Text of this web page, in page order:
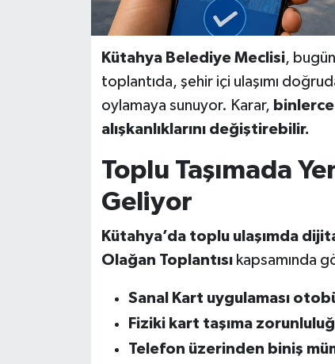
Kütahya Belediye Meclisi,
toplantıda, şehir içi ulaşımı
oylamaya sunuyor. Karar,
alışkanlıklarını değiştirebilir.
Toplu Taşımada
Geliyor
Kütahya’da toplu ulaşımda
Olağan Toplantısıkapsamında
Sanal Kart uygulaması
Fiziki kart taşıma
Telefon üzerinden biniş
Teknoloji
Vefat Haberleri